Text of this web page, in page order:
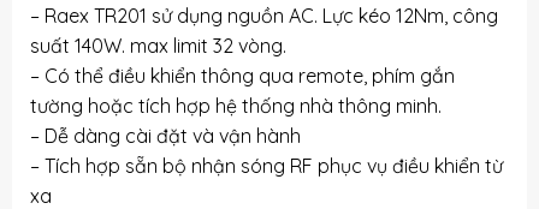
– Raex TR201 sử dụng nguồn AC. Lực kéo 12Nm, công
suất 140W. max limit 32 vòng.
– Có thể điều khiển thông qua remote, phím gắn
tường hoặc tích hợp hệ thống nhà thông minh.
– Dễ dàng cài đặt và vận hành
– Tích hợp sẵn bộ nhận sóng RF phục vụ điều khiển từ
xa